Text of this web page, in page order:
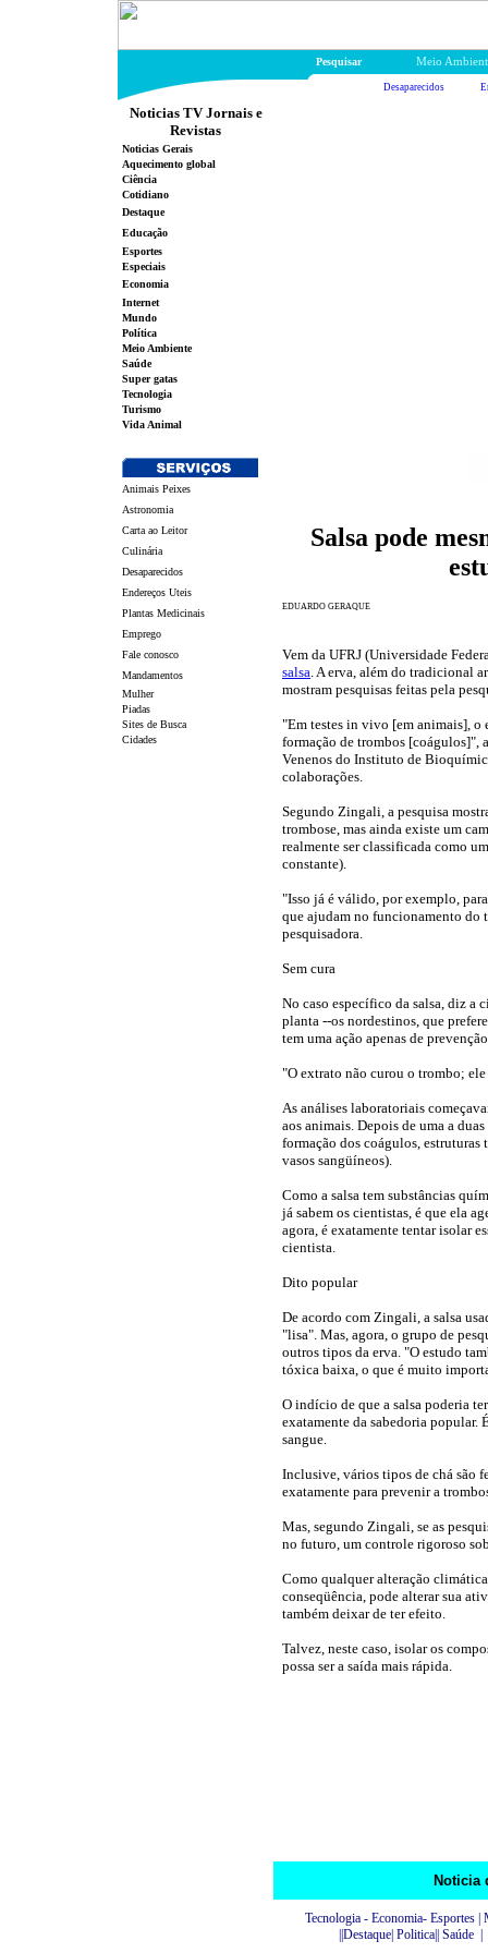
Pesquisar Meio
Desaparecidos
Noticias TV Jornais e
Revistas
Noticias Gerais
Aquecimento global
Ciência
Cotidiano
Destaque
Educação
Esportes
Especiais
Economia
Internet
Mundo
Política
Meio Ambiente
Saúde
Super gatas
Tecnologia
Turismo
Vida Animal
Animais Peixes
Astronomia
Carta ao Leitor
Culinária
Desaparecidos
Endereços Uteis
Plantas Medicinais
Emprego
Fale conosco
Mandamentos
Mulher
Piadas
Sites de Busca
Cidades
Salsa pode
EDUARDO GERAQUE
Vem da UFRJ (Universidade
salsa. A erva, além do tradicional
mostram pesquisas feitas pela
"Em testes in vivo [em animais], o
formação de trombos [coágulos]",
Venenos do Instituto de
colaborações.
Segundo Zingali, a pesquisa
trombose, mas ainda existe um
realmente ser classificada como
constante).
"Isso já é válido, por exemplo,
que ajudam no funcionamento do
pesquisadora.
Sem cura
No caso específico da salsa, diz a
planta --os nordestinos, que
tem uma ação apenas de
"O extrato não curou o trombo;
As análises laboratoriais
aos animais. Depois de uma a
formação dos coágulos,
vasos sangüíneos).
Como a salsa tem substâncias
já sabem os cientistas, é que ela
agora, é exatamente tentar isolar
cientista.
Dito popular
De acordo com Zingali, a salsa
"lisa". Mas, agora, o grupo de
outros tipos da erva. "O estudo
tóxica baixa, o que é muito
O indício de que a salsa poderia
exatamente da sabedoria popular.
sangue.
Inclusive, vários tipos de chá são
exatamente para prevenir a
Mas, segundo Zingali, se as
no futuro, um controle rigoroso
Como qualquer alteração
conseqüência, pode alterar sua
também deixar de ter efeito.
Talvez, neste caso, isolar os
possa ser a saída mais rápida.
Noticia
Tecnologia - Economia- Esportes
Destaque Politica Saúde